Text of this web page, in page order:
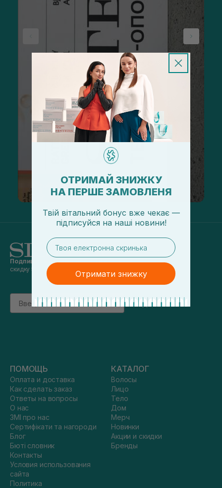
Подпишись на наши новостии получай
скидку 5% на первый заказ
Email
підписатись
ПОМОЩЬ
Оплата и доставка
Как сделать заказ
Ответы на вопросы
О нас
ЗМІ про нас
Сертифікати та нагороди
Блог
Бюті словник
Контакты
Условия использования
сайта
Политика
КАТАЛОГ
Волосы
Лицо
Тело
Дом
Мерч
Новинки
Акции и скидки
Бренды
ОТРИМАЙ ЗНИЖКУ
НА ПЕРШЕ ЗАМОВЛЕНЯ
Твій вітальний бонус вже чекає —
підписуйся на наші новини!
email
Отримати знижку